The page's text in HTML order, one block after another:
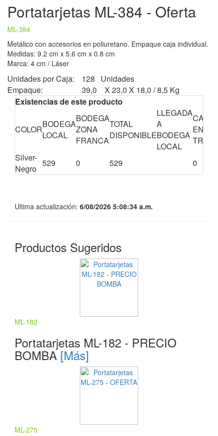
Portatarjetas ML-384 - Oferta
ML-384
Metálico con accesorios en poliuretano. Empaque caja individual.
Medidas: 9.2 cm x 5.6 cm x 0.8 cm
Marca: 4 cm / Láser
Unidades por Caja:
128 Unidades
Empaque:
39,0 X 23,0 X 18,0 / 8,5 Kg
Existencias de este producto
COLORBODEGA
LOCAL
BODEGA
ZONA
FRANCA
TOTAL
DISPONIBLE
LLEGADA
A
BODEGA
LOCAL
EN
Silver-
Negro
529 0 529 0
Ultima actualización: 6/08/2026 5:08:34 a.m.
Productos Sugeridos
ML-182
Portatarjetas ML-182 - PRECIO
BOMBA[Más]
ML-275